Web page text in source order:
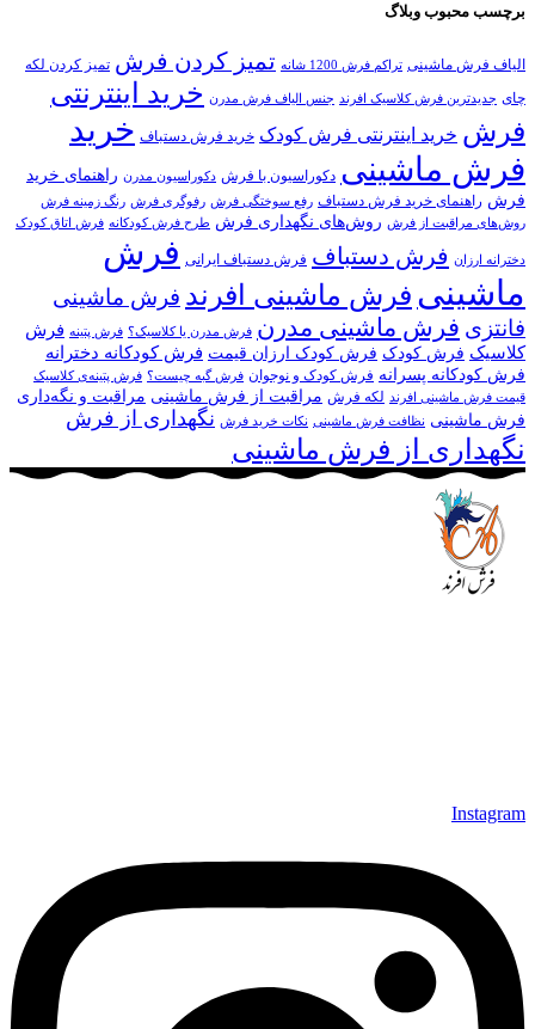
برچسب محبوب وبلاگ
الیاف فرش ماشینی تراکم فرش 1200 شانه تمیز کردن فرش تمیز کردن لکه
چای جدیدترین فرش کلاسیک افرند جنس الیاف فرش مدرن خرید اینترنتی
فرش خرید اینترنتی فرش کودک خرید فرش دستباف خرید
فرش ماشینی دکوراسیون با فرش دکوراسیون مدرن راهنمای خرید
فرش راهنمای خرید فرش دستباف رفع سوختگی فرش رفوگری فرش رنگ زمینه فرش
روش‌های مراقبت از فرش روش‌های نگهداری فرش طرح فرش کودکانه فرش اتاق کودک
دخترانه ارزان فرش دستباف فرش دستباف ایرانی فرش
ماشینی فرش ماشینی افرند فرش ماشینی
فانتزی فرش ماشینی مدرن فرش مدرن یا کلاسیک؟ فرش پتینه فرش
کلاسیک فرش کودک فرش کودک ارزان قیمت فرش کودکانه دخترانه
فرش کودکانه پسرانه فرش کودک و نوجوان فرش گبه چیست؟ فرش‌ پتینه‌ی کلاسیک
قیمت فرش ماشینی افرند
لکه فرش مراقبت از فرش ماشینی مراقبت و نگه‌داری
فرش ماشینی نظافت فرش ماشینی نکات خرید فرش نگهداری از فرش
نگهداری از فرش ماشینی
Instagram